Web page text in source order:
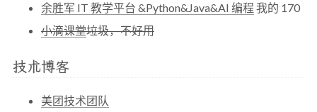
余胜军 IT 教学平台 &Python&Java&AI 编程 我的 170
小滴课堂垃圾，不好用
技术博客
美团技术团队